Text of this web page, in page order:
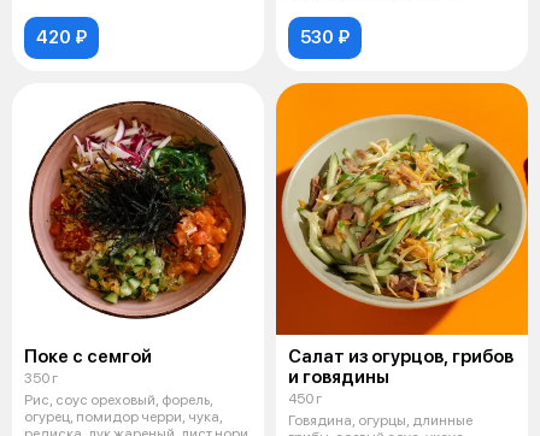
420 ₽ 530 ₽
Поке с семгой
350 г
Рис, соус ореховый, форель,
огурец, помидор черри, чука,
Салат из огурцов, грибов
и говядины
450 г
Говядина, огурцы, длинные